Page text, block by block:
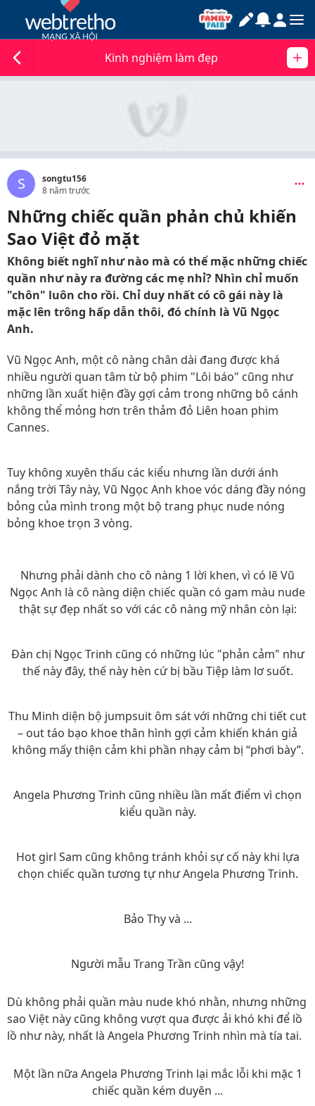
Kinh nghiệm làm đẹp
S
songtu156
8 năm trước
Những chiếc quần phản chủ khiến
Sao Việt đỏ mặt
Không biết nghĩ như nào mà có thể mặc những chiếc
quần như này ra đường các mẹ nhỉ? Nhìn chỉ muốn
"chôn" luôn cho rồi. Chỉ duy nhất có cô gái này là
mặc lên trông hấp dẫn thôi, đó chính là Vũ Ngọc
Anh.
Vũ Ngọc Anh, một cô nàng chân dài đang được khá
nhiều người quan tâm từ bộ phim "Lôi báo" cũng như
những lần xuất hiện đầy gợi cảm trong những bô cánh
không thể mỏng hơn trên thảm đỏ Liên hoan phim
Cannes.
Tuy không xuyên thấu các kiểu nhưng lần dưới ánh
nắng trời Tây này, Vũ Ngọc Anh khoe vóc dáng đầy nóng
bỏng của mình trong một bộ trang phục nude nóng
bỏng khoe trọn 3 vòng.
Nhưng phải dành cho cô nàng 1 lời khen, vì có lẽ Vũ
Ngọc Anh là cô nàng diện chiếc quần có gam màu nude
thật sự đẹp nhất so với các cô nàng mỹ nhân còn lại:
Đàn chị Ngọc Trinh cũng có những lúc "phản cảm" như
thế này đây, thế này hèn cứ bị bầu Tiệp làm lơ suốt.
Thu Minh diện bộ jumpsuit ôm sát với những chi tiết cut
– out táo bạo khoe thân hình gợi cảm khiến khán giả
không mấy thiện cảm khi phần nhạy cảm bị “phơi bày”.
Angela Phương Trinh cũng nhiều lần mất điểm vì chọn
kiểu quần này.
Hot girl Sam cũng không tránh khỏi sự cố này khi lựa
chọn chiếc quần tương tự như Angela Phương Trinh.
Bảo Thy và ...
Người mẫu Trang Trần cũng vậy!
Dù không phải quần màu nude khó nhằn, nhưng những
sao Việt này cũng không vượt qua được ải khó khi để lồ
lồ như này, nhất là Angela Phương Trinh nhìn mà tía tai.
Một lần nữa Angela Phương Trinh lại mắc lỗi khi mặc 1
chiếc quần kém duyên ...